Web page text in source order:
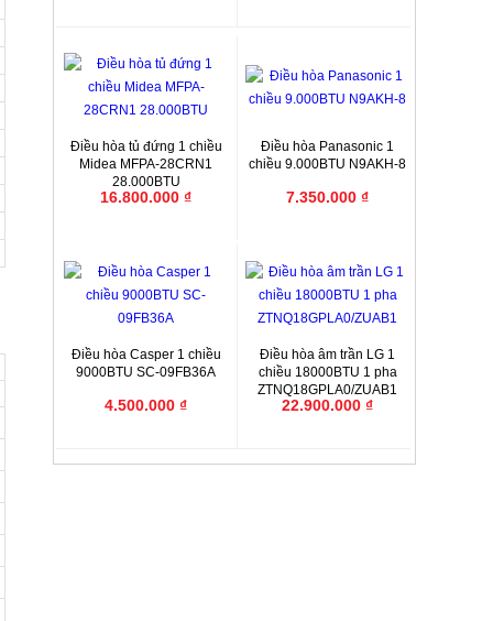
Điều hòa tủ đứng 1 chiều
Midea MFPA-28CRN1
28.000BTU
16.800.000 ₫
Điều hòa Panasonic 1
chiều 9.000BTU N9AKH-8
7.350.000 ₫
Điều hòa Casper 1 chiều
9000BTU SC-09FB36A
4.500.000 ₫
Điều hòa âm trần LG 1
chiều 18000BTU 1 pha
ZTNQ18GPLA0/ZUAB1
22.900.000 ₫